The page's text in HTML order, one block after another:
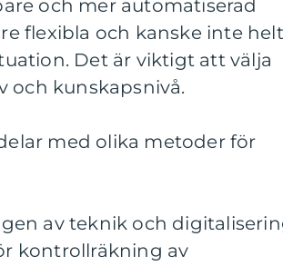
och mer automatiserad
flexibla och kanske inte helt
Det är viktigt att välja
och kunskapsnivå.
med olika metoder för
av teknik och
kontrollräkning av